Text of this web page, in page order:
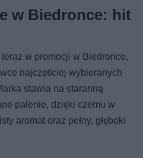
w Biedronce: hit
w promocji w Biedronce,
najczęściej wybieranych
stawia na staranną
palenie, dzięki czemu w
aromat oraz pełny, głęboki